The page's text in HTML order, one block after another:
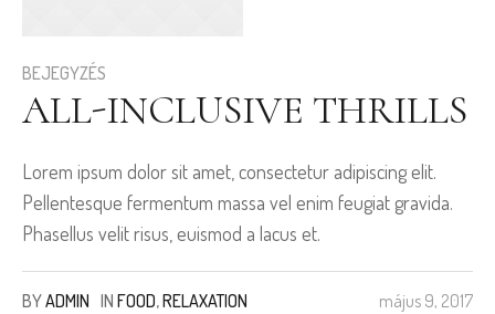
BEJEGYZÉS
ALL-INCLUSIVE THRILLS
Lorem ipsum dolor sit amet, consectetur adipiscing elit.
Pellentesque fermentum massa vel enim feugiat gravida.
Phasellus velit risus, euismod a lacus et.
május 9, 2017
BYADMIN IN FOOD,RELAXATION